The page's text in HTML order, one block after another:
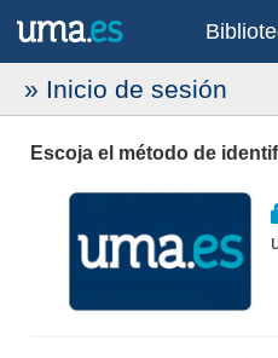
» Inicio de sesión
Escoja el método de